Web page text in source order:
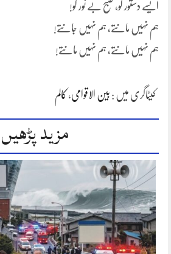
ایسے دستور کو، صبح بے نور کو!
ہم نہیں مانتے، ہم نہیں جانتے!
ہم نہیں مانتے، ہم نہیں مانتے!
کیٹاگری میں : بین الاقوامی، کالم
مزید پڑھیں